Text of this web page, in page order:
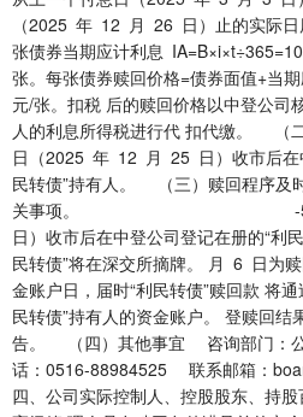
（2025 年 12 月 26 日）止的实际
张债券当期应计利息
张。每张债券赎回价格=债券面值+当
元/张。扣税 后的赎回价格以中登公司
人的利息所得税进行代 扣代缴。
日（2025 年 12 月 25 日）收市后在
民转债”持有人。 （三）赎回程序及
关事项。 -5- 记日（
日）收市后在中登公司登记在册的“利
民转债”将在深交所摘牌。 月 6 日为
金账户日，届时“利民转债”赎回款 将
民转债”持有人的资金账户。 登赎回结
告。 （四）其他事宜 咨询部门：
话：0516-88984525 联系邮箱：
四、公司实际控制人、控股股东、持股